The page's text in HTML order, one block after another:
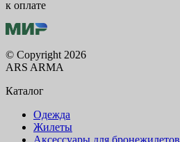
к оплате
© Copyright 2026
ARS ARMA
Каталог
Одежда
Жилеты
Аксессуары для бронежилетов